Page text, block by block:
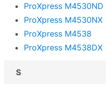
ProXpress M4530ND
ProXpress M4530NX
ProXpress M4538
ProXpress M4538DX
S